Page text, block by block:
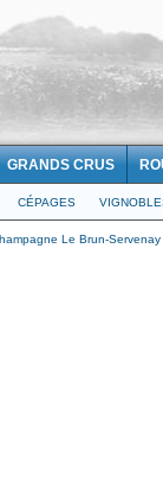
GRANDS CRUS
CÉPAGES
Le Brun-Servenay